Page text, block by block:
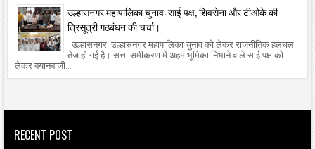
उल्हासनगर महापालिका चुनाव: साई पक्ष, शिवसेना और टीओके की
त्रिसूत्री गठबंधन की चर्चा।
उल्हासनगर: उल्हासनगर महापालिका चुनाव को लेकर राजनीतिक हलचल
तेज हो गई है। सत्ता समीकरण में अहम भूमिका निभाने वाले साई पक्ष को
लेकर बयानबाजी...
RECENT POST